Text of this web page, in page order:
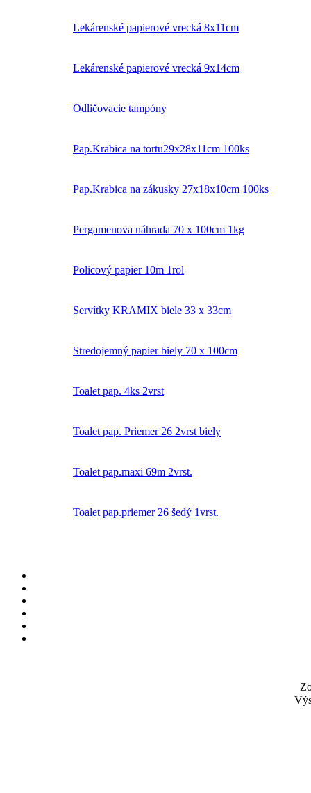
Lekárenské papierové vrecká 8x11cm
Lekárenské papierové vrecká 9x14cm
Odličovacie tampóny
Pap.Krabica na tortu29x28x11cm 100ks
Pap.Krabica na zákusky 27x18x10cm 100ks
Pergamenova náhrada 70 x 100cm 1kg
Policový papier 10m 1rol
Servítky KRAMIX biele 33 x 33cm
Stredojemný papier biely 70 x 100cm
Toalet pap. 4ks 2vrst
Toalet pap. Priemer 26 2vrst biely
Toalet pap.maxi 69m 2vrst.
Toalet pap.priemer 26 šedý 1vrst.